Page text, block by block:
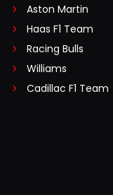
Aston Martin
Haas F1 Team
Racing Bulls
Williams
Cadillac F1 Team